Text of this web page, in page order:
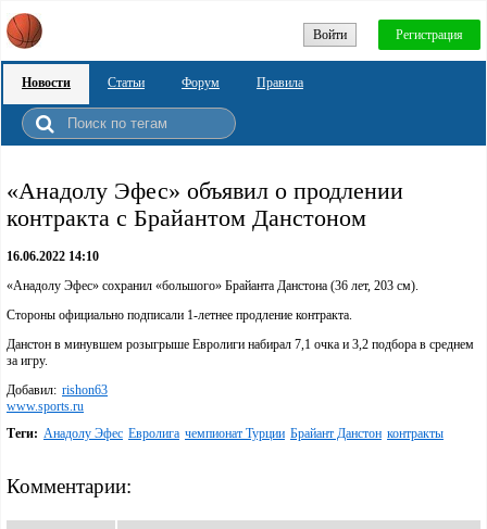
Войти Регистрация
Новости Статьи Форум Правила
«Анадолу Эфес» объявил о продлении
контракта с Брайантом Данстоном
16.06.2022 14:10
«Анадолу Эфес» сохранил «большого» Брайанта Данстона (36 лет, 203 см).
Стороны официально подписали 1-летнее продление контракта.
Данстон в минувшем розыгрыше Евролиги набирал 7,1 очка и 3,2 подбора в среднем
за игру.
Добавил: rishon63
www.sports.ru
Теги: Анадолу Эфес Евролига чемпионат Турции Брайант Данстон контракты
Комментарии: